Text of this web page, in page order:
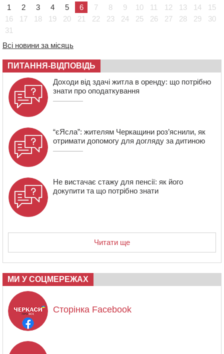
09:13
У Черкасах 18-річний хлопець поранив себе ножем у
відділенні пошти
08:50
08:11 Вчителька зі Сміли увійшла до півфіналу Global
Teacher Prize Ukraine 2026
07:29 По 5 тисяч гривень на підготовку до школи: як
оформити “Пакунок школяра”
1
2 3 4 5 6 7 8 9 10 11 12 13 14
15
16
17 18 19 20 21 22 23 24 25 26 27 28 29
30
31
Всі новини за місяць
ПИТАННЯ-ВІДПОВІДЬ
Доходи від здачі житла в оренду: що потрібно
знати про оподаткування
“єЯсла”: жителям Черкащини роз’яснили, як
отримати допомогу для догляду за дитиною
Не вистачає стажу для пенсії: як його
докупити та що потрібно знати
Читати ще
МИ У СОЦМЕРЕЖАХ
Сторінка Facebook